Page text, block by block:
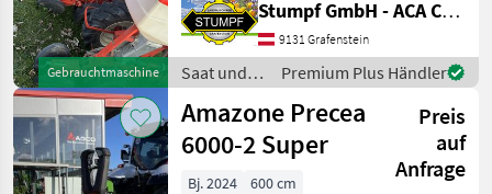
Gebrauchtmaschine
Spuranreisser,
Gummidruckrollen, hydr.
klappbar, Mais,
pneumatisch,
Reihendüngerstreuer,
elektr. Überwachung Die Ein
Stumpf GmbH - ACA Center Stumpf
9131 Grafenstein
Saat und
Pflege /
Gaspardo
Premium Plus Händler
Amazone Precea
6000-2 Super
Preis
auf
Anfrage
Bj. 2024
600 cm